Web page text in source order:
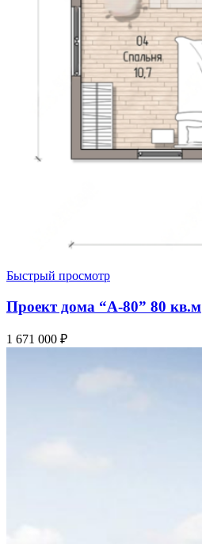
Быстрый просмотр
Проект дома “А-80” 80 кв.м
1 671 000 ₽